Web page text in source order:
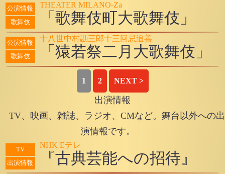
公演情報
歌舞伎
THEATER MILANO-Za
「歌舞伎町大歌舞伎」
公演情報
歌舞伎
十八世中村勘三郎十三回忌追善
「猿若祭二月大歌舞伎」
1 2 NEXT >
出演情報
TV、映画、雑誌、ラジオ、CMなど。舞台以外への出
演情報です。
TV
出演情報
NHK Eテレ
『古典芸能への招待』